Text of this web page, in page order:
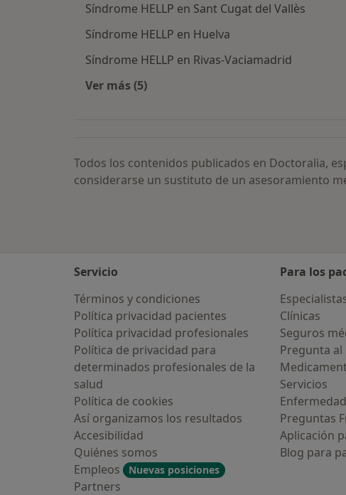
Síndrome HELLP en Sant Cugat del Vallès
Síndrome HELLP en Huelva
Síndrome HELLP en Rivas-Vaciamadrid
Ver más (5)
Todos los contenidos publicados en Doctoralia,
considerarse un sustituto de un asesoramiento
Servicio
Términos y condiciones
Política privacidad pacientes
Política privacidad profesionales
Política de privacidad para
determinados profesionales de la
salud
Política de cookies
Así organizamos los resultados
Accesibilidad
Quiénes somos
Empleos
Nuevas posiciones
Partners
Para los
Clínicas
Seguros
Pregunta al
Servicios
Preguntas
Aplicación
Blog para